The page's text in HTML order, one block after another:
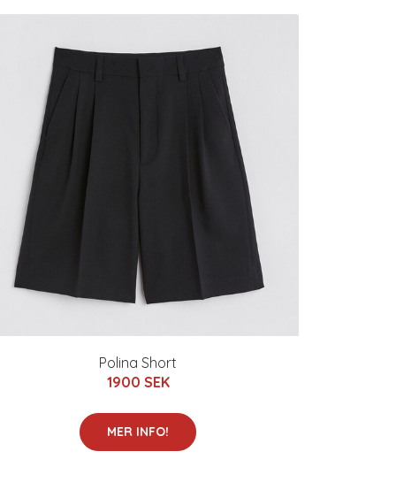
Polina Short
1900 SEK
MER INFO!